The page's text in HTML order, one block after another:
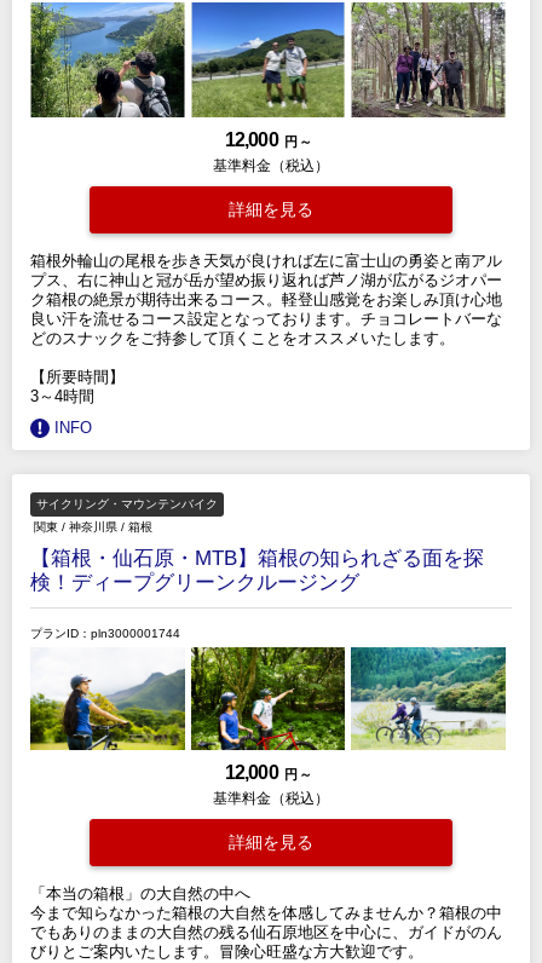
12,000 円 ～
基準料金（税込）
詳細を見る
箱根外輪山の尾根を歩き天気が良ければ左に富士山の勇姿と南アル
プス、右に神山と冠が岳が望め振り返れば芦ノ湖が広がるジオパー
ク箱根の絶景が期待出来るコース。軽登山感覚をお楽しみ頂け心地
良い汗を流せるコース設定となっております。チョコレートバーな
どのスナックをご持参して頂くことをオススメいたします。
【所要時間】
3～4時間
INFO
サイクリング・マウンテンバイク
関東 / 神奈川県 / 箱根
【箱根・仙石原・MTB】箱根の知られざる面を探
検！ディープグリーンクルージング
プランID：pln3000001744
12,000 円 ～
基準料金（税込）
詳細を見る
「本当の箱根」の大自然の中へ
今まで知らなかった箱根の大自然を体感してみませんか？箱根の中
でもありのままの大自然の残る仙石原地区を中心に、ガイドがのん
びりとご案内いたします。冒険心旺盛な方大歓迎です。